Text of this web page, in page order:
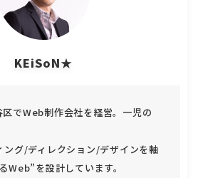
KEiSoN★
でWeb制作会社を経営。一児の
ング/ディレクション/デザインを軸
Web”を設計しています。